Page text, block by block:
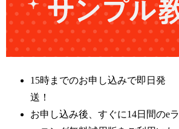
15時までのお申し込みで即日発
送！
お申し込み後、すぐに14日間のeラ